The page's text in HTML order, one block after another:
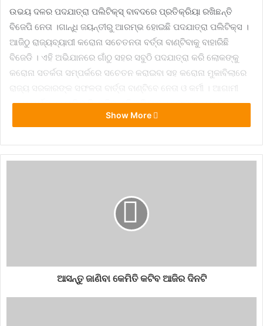
ଉଭୟ ଦଳର ପଦଯାତ୍ରା ପଲିଟିକ୍‌ସ୍‌ ବାବଦରେ ପ୍ରତିକ୍ରିୟା ରଖିଛନ୍ତି
ବିଜେପି ନେତା ।ଗାନ୍ଧି ଜୟନ୍ତୀରୁ ଆରମ୍ଭ ହୋଇଛି ପଦଯାତ୍ରା ପଲିଟିକ୍‌ସ ।
ଆଜିଠୁ ରାଜ୍ୟବ୍ୟାପୀ କରୋନା ସଚେତନତା ବର୍ତ୍ତା ବାଣ୍ଟିବାକୁ ବାହାରିଛି
ବିଜେଡି । ଏହି ଅଭିଯାନରେ ଗାଁଠୁ ସହର ସବୁଠି ପଦଯାତ୍ରା କରି ଲୋକଙ୍କୁ
କରୋନା ସତର୍କତା ସମ୍ପର୍କରେ ସଚେତନ କରାଇବା ସହ କରୋନା ମୁକାବିଲାରେ
ରାଜ୍ୟ ସରକାରଙ୍କ ସଫଳତା ବାର୍ତ୍ତା ବାଣ୍ଟିବେ ନେତା ଓ କର୍ମୀ । ଆଗାମୀ
ମାସେ ପର୍ଯ୍ୟନ୍ତ ଚାଲିବ ବିଜେଡିର ଏହି ଅଭିଯାନ । ଲୋକଙ୍କୁ ମାସ୍କ
ବାଣ୍ଟିବା ସହ, ସାମାଜିକ ଦୂରତା ନିୟମ ପାଳନ କରିବା, ଗୁରୁତର କୋଭିଡ୍‌
ଏଥି ସହ କରୋନା ସଂକ୍ରମିତଙ୍କ ପାଇଁ ରାଜ୍ୟ ସରକାର କିଭଳି ସମ୍ପୂର୍ଣ୍ଣ
ମାଗଣାରେ ଟେଷ୍ଟିଂ, ଚିକିତ୍ସା, ରହିବା ଓ ଖାଇବା ବ୍ୟବସ୍ଥା କରିଛନ୍ତି ସେ
ରାଜ୍ୟରେ ବିଜେଡି କୋଭିଡ୍‌ ସଚେତନତାକୁ ନେଇ ପଦଯାତ୍ରା ଆରମ୍ଭ
କରିଥିବା ବେଳେ ସେପଟେ ଦେଶବ୍ୟାପୀ ଚାଷୀ ପଦଯାତ୍ରା ଆରମ୍ଭ କରିଛି
କରିଛି ଦଳ । ଏଥି ସହ ବିଜେଡି ଓ ବିଜେପି ଉଭୟଙ୍କୁ ସମାଲୋଚନା କରିଛନ୍ତି
ଦଳୀୟ ନେତା । ସେପଟେ କଂଗ୍ରେସ ଓ ବିଜେଡିର ପଦଯାତ୍ରାକୁ ପ୍ରହସନ କହି
Show More
ଆସନ୍ତୁ ଜାଣିବା କେମିତି କଟିବ ଆଜିର ଦିନଟି